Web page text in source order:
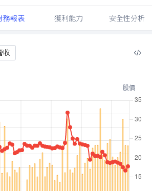
務報表 獲利能力 安全性分析
收